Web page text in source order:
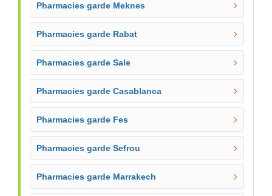
Pharmacies garde Meknes
Pharmacies garde Rabat
Pharmacies garde Sale
Pharmacies garde Casablanca
Pharmacies garde Fes
Pharmacies garde Sefrou
Pharmacies garde Marrakech